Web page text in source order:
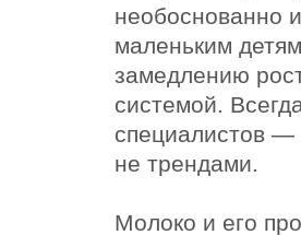
необоснованно
маленьким
замедлению
системой.
специалистов —
не трендами.
Молоко и его